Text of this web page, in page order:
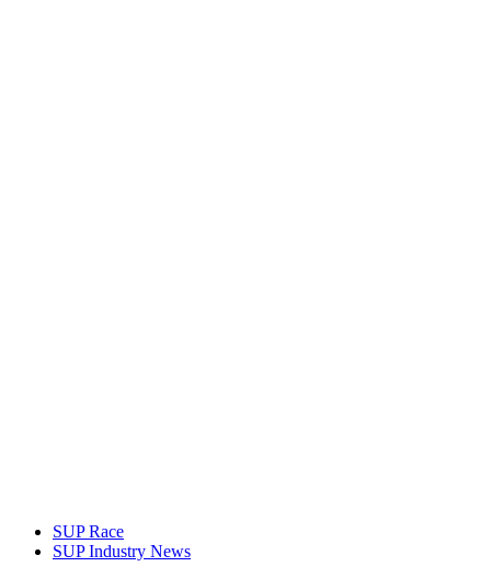
SUP Race
SUP Industry News